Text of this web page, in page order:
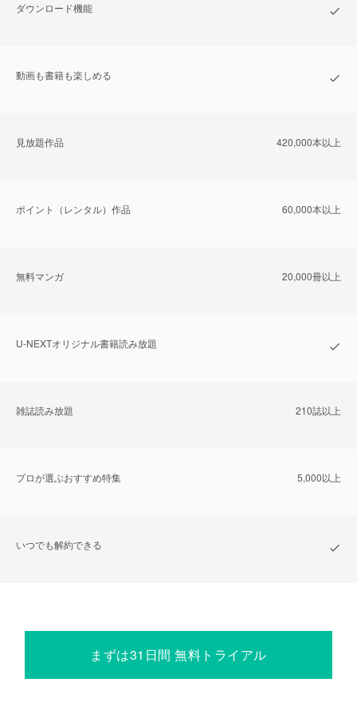
ダウンロード機能
動画も書籍も楽しめる
⾒放題作品 420,000本以上
ポイント（レンタル）作品 60,000本以上
無料マンガ 20,000冊以上
U-NEXTオリジナル書籍読み放題
雑誌読み放題 210誌以上
プロが選ぶおすすめ特集 5,000以上
いつでも解約できる
まずは31日間 無料トライアル